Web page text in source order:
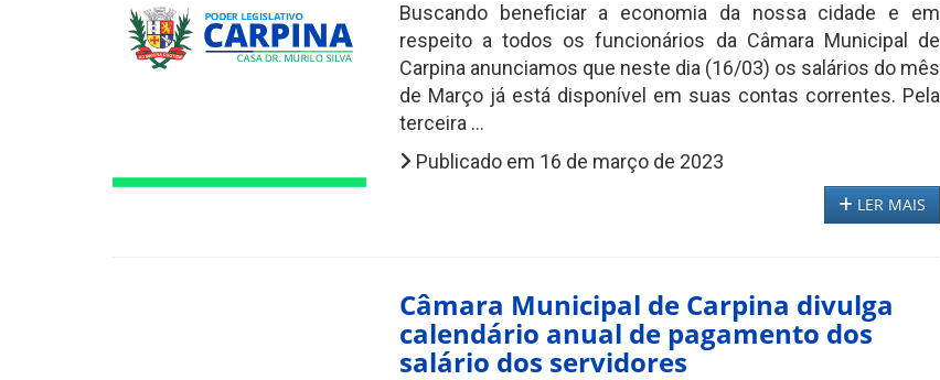
Buscando beneficiar a economia da nossa cidade e em
respeito a todos os funcionários da Câmara Municipal de
Carpina anunciamos que neste dia (16/03) os salários do mês
de Março já está disponível em suas contas correntes. Pela
terceira ...
Publicado em 16 de março de 2023
LER MAIS
Câmara Municipal de Carpina divulga
calendário anual de pagamento dos
salário dos servidores